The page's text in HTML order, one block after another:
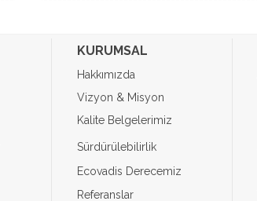
KURUMSAL
Hakkımızda
Vizyon & Misyon
Kalite Belgelerimiz
Sürdürülebilirlik
Ecovadis Derecemiz
Referanslar